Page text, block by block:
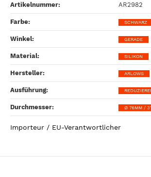
Artikelnummer: AR2982
Farbe‍: SCHWARZ
Winkel‍: GERADE
Material‍: SILIKON
Hersteller‍: ARLOWS
Ausführung‍:
Durchmesser‍: Ø 76MM /
Importeur / EU-Verantwortlicher